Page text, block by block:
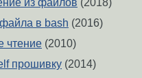
из файлов (2018)
в bash (2016)
чтение (2010)
прошивку (2014)